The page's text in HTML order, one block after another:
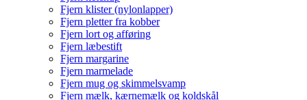
Fjern klister (nylonlapper)
Fjern pletter fra kobber
Fjern lort og afføring
Fjern læbestift
Fjern margarine
Fjern marmelade
Fjern mug og skimmelsvamp
Fjern mælk, kærnemælk og koldskål